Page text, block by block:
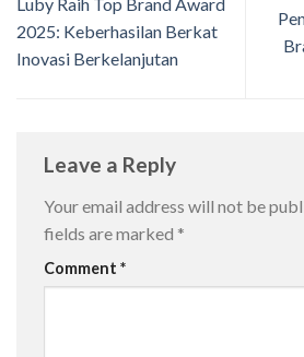
Luby Raih Top Brand Award
2025: Keberhasilan Berkat
Inovasi Berkelanjutan
Leave a Reply
Your email address will not be
fields are marked *
Comment *